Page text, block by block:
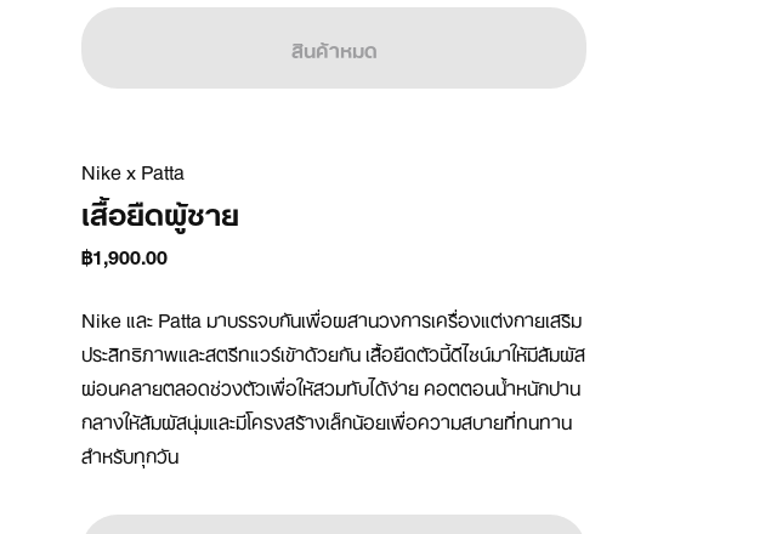
สินค้าหมด
Nike x Patta
เสื้อยืดผู้ชาย
฿1,900.00
Nike และ Patta มาบรรจบกันเพื่อผสานวงการเครื่องแต่งกายเสริม
ประสิทธิภาพและสตรีทแวร์เข้าด้วยกัน เสื้อยืดตัวนี้ดีไซน์มาให้มีสัมผัส
ผ่อนคลายตลอดช่วงตัวเพื่อให้สวมทับได้ง่าย คอตตอนน้ำหนักปาน
กลางให้สัมผัสนุ่มและมีโครงสร้างเล็กน้อยเพื่อความสบายที่ทนทาน
สำหรับทุกวัน